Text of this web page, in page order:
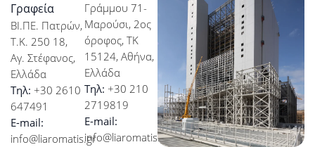
Αλυσίδα εφοδιασμού
Το διεθνές δίκτυο
προμηθευτών της εταιρείας
μας ενισχύει την ευελιξία
και την ταχύτητα για
έγκαιρη παράδοση έργων
σε παγκόσμια κλίμακα.
Μάθετε περισσότερα
Γραφεία
ΒΙ.ΠΕ. Πατρών,
Τ.Κ. 250 18,
Αγ. Στέφανος,
Ελλάδα
Τηλ: +30 2610
647491
E-mail:
info@liaromatis.gr
Γράμμου 71-
Μαρούσι, 2ος
όροφος, ΤΚ
15124, Αθήνα,
Ελλάδα
Τηλ: +30 210
2719819
E-mail:
info@liaromatis.gr